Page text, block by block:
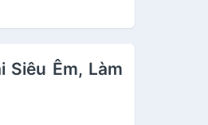
Siêu Êm, Làm